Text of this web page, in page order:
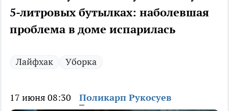
5-литровых бутылках: наболевшая
проблема в доме испарилась
Лайфхак Уборка
17 июня 08:30 Поликарп Рукосуев